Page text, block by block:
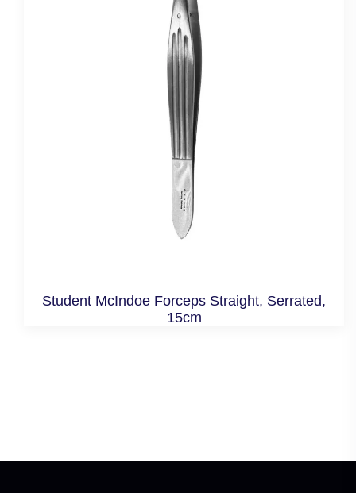
Student McIndoe Forceps Straight, Serrated,
15cm